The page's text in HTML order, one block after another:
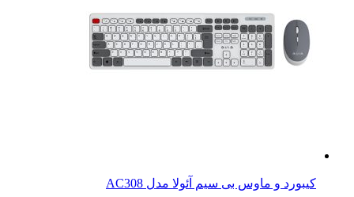
کیبورد و ماوس بی سیم آئولا مدل AC308